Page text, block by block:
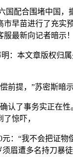
配合围堵中国，
早苗进行了充实
最新向记者暗示！
本文章版权归
提，”苏密斯暗示
了事务实正在性
惊吓，
“我不会把证物
眉遭多名持刀暴